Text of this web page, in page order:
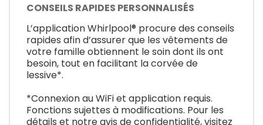
CONSEILS RAPIDES PERSONNALISÉS
L’application Whirlpool® procure des conseils
rapides afin d’assurer que les vêtements de
votre famille obtiennent le soin dont ils ont
besoin, tout en facilitant la corvée de
lessive*.
*Connexion au WiFi et application requis.
Fonctions sujettes à modifications. Pour les
détails et notre avis de confidentialité, visitez